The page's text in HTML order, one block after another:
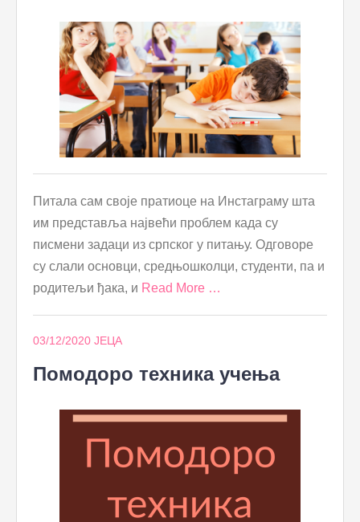
Питала сам своје пратиоце на Инстаграму шта
им представља највећи проблем када су
писмени задаци из српског у питању. Одговоре
су слали основци, средњошколци, студенти, па и
родитељи ђака, и Read More …
03/12/2020 ЈЕЦА
Помодоро техника учења